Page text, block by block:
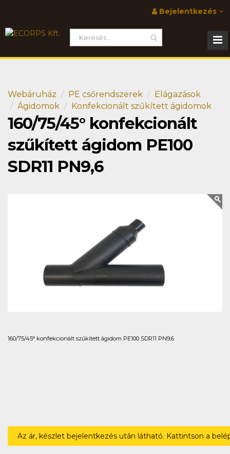
Bejelentkezés
Webáruház PE csőrendszerek
Elágazások
Ágidomok
Konfekcionált szűkített ágidomok
160/75/45° konfekcionált
szűkített ágidom PE100
SDR11 PN9,6
160/75/45° konfekcionált szűkített ágidom PE100 SDR11 PN9,6
Az ár, készlet bejelentkezés után látható. Kattintson a